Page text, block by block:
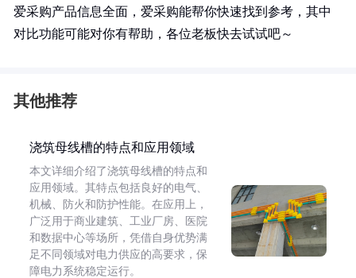
爱采购产品信息全面，爱采购能帮你快速找到参考，其中
对比功能可能对你有帮助，各位老板快去试试吧～
其他推荐
浇筑母线槽的特点和应用领域
本文详细介绍了浇筑母线槽的特点和
应用领域。其特点包括良好的电气、
机械、防火和防护性能。在应用上，
广泛用于商业建筑、工业厂房、医院
和数据中心等场所，凭借自身优势满
足不同领域对电力供应的高要求，保
障电力系统稳定运行。